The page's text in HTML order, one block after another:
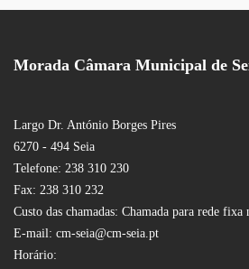
Morada Câmara Municipal de
Largo Dr. António Borges Pires
6270 - 494 Seia
Telefone: 238 310 230
Fax: 238 310 232
Custo das chamadas: Chamada para rede fixa
E-mail: cm-seia@cm-seia.pt
Horário: